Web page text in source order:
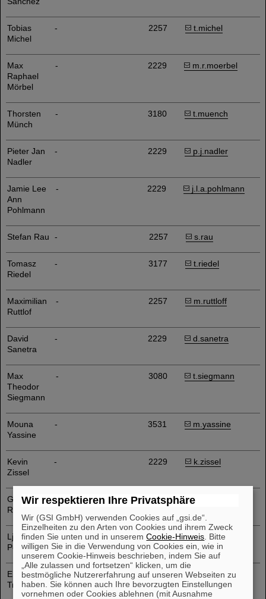
Tobias
Michel
- 2257 t.michel
Max
Raphael
Mörbel
- 2229 m.r.moerbel
Thorsten
Münch
- 3180 t.muench
Pieter Jan
Nadler
- 2229 p.j.nadler
Jamie Lee
Ann
Pohlmann
- 2229 j.l.a.pohlmann
Stefan Rau - 2257 s.rau
Tomasz
Riedel
- 3177 t.riedel
Maximilian
Ruttlof
- 2257 m.ruttloff
David
Sanetra
- 2229 d.sanetra
Max
Theodor
Siegmann
- 3080 t.siegmann
Mouna
Yassine
- 3531 m.yassine
Kevin
Zissel
- 2229 k.zissel
Gian-Luca
Romanazzi
- 2229 g.romanazzi
Ljubisa
Petrovic
- 3719 l.petrovic
Emilias
Trüller
Auszubildender - e.trueller
Wir respektieren Ihre Privatsphäre
Wir (GSI GmbH) verwenden Cookies auf „gsi.de“.
Einzelheiten zu den Arten von Cookies und ihrem Zweck
finden Sie unten und in unseremCookie-Hinweis . Bitte
willigen Sie in die Verwendung von Cookies ein, wie in
unserem Cookie-Hinweis beschrieben, indem Sie auf
„Alle zulassen und fortsetzen“ klicken, um die
bestmögliche Nutzererfahrung auf unseren Webseiten zu
haben. Sie können auch Ihre bevorzugten Einstellungen
vornehmen oder Cookies ablehnen (mit Ausnahme